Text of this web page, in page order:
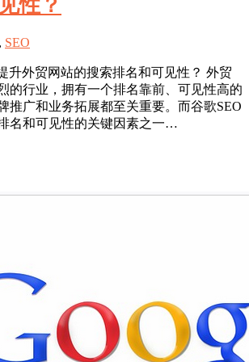
性？
, SEO
升外贸网站的搜索排名和可见性？ 外贸
的行业，拥有一个排名靠前、可见性高的
推广和业务拓展都至关重要。而谷歌SEO
名和可见性的关键因素之一…